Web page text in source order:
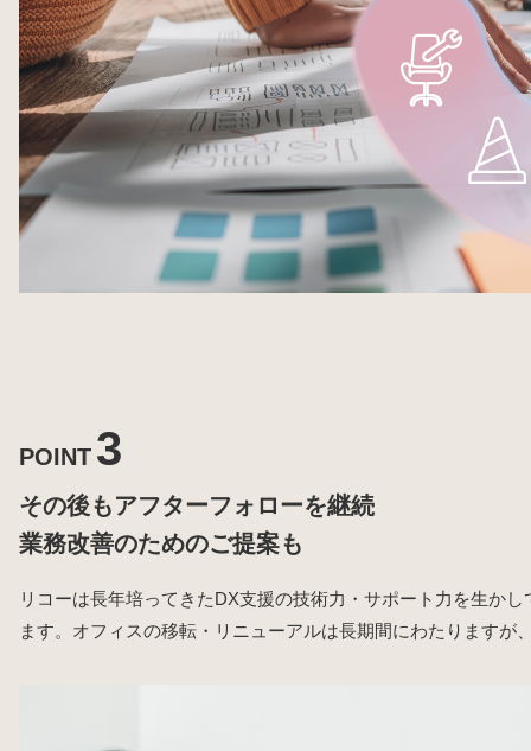
POINT 3
その後もアフターフォローを継続
業務改善のためのご提案も
リコーは長年培ってきたDX支援の技術力・サポート力を生か
ます。オフィスの移転・リニューアルは長期間にわたります